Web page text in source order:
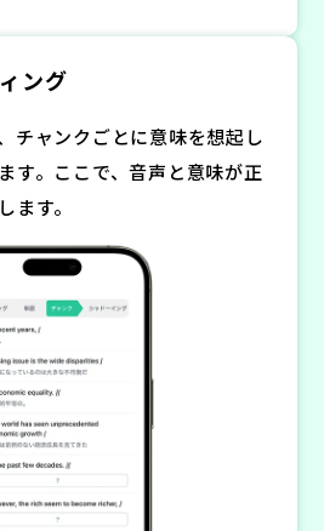
ング
チャンクごとに意味を想起し
す。ここで、音声と意味が正
ます。